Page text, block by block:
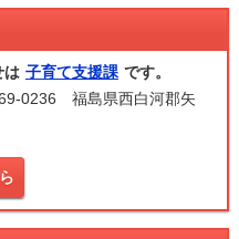
は 子育て支援課 です。
0236 福島県西白河郡矢